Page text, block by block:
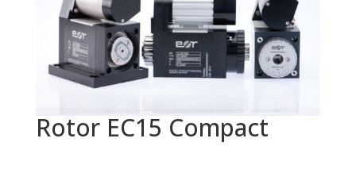
Rotor EC15 Compact